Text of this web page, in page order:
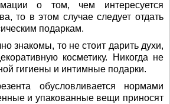
о том, чем интересуется
то в этом случае следует отдать
подаркам.
знакомы, то не стоит дарить духи,
косметику. Никогда не
гигиены и интимные подарки.
обусловливается нормами
и упакованные вещи приносят